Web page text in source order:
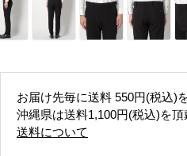
お届け先毎に送料 550円(税込)
沖縄県は送料1,100円(税込)を
送料について